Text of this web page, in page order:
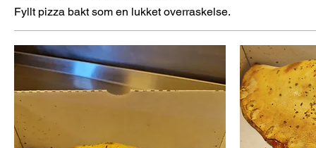
Fyllt pizza bakt som en lukket overraskelse.